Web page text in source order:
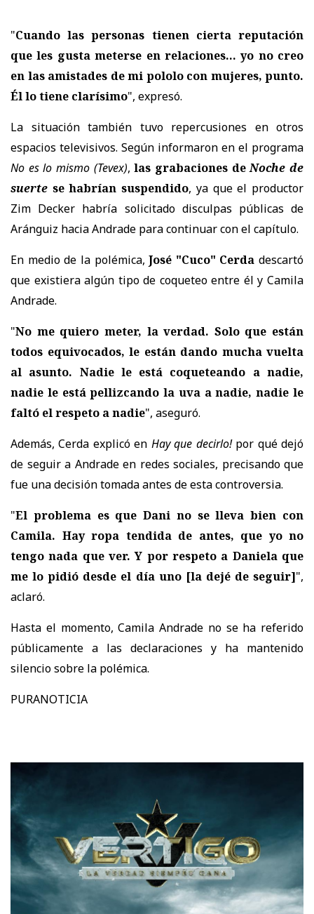
"Cuando las personas tienen cierta reputación
que les gusta meterse en relaciones... yo no creo
en las amistades de mi pololo con mujeres, punto.
Él lo tiene clarísimo", expresó.
La situación también tuvo repercusiones en otros
espacios televisivos. Según informaron en el programa
No es lo mismo (Tevex),las grabaciones deNoche de
suerte se habrían suspendido, ya que el productor
Zim Decker habría solicitado disculpas públicas de
Aránguiz hacia Andrade para continuar con el capítulo.
En medio de la polémica,José "Cuco" Cerda descartó
que existiera algún tipo de coqueteo entre él y Camila
Andrade.
"No me quiero meter, la verdad. Solo que están
todos equivocados, le están dando mucha vuelta
al asunto. Nadie le está coqueteando a nadie,
nadie le está pellizcando la uva a nadie, nadie le
faltó el respeto a nadie", aseguró.
Además, Cerda explicó en Hay que decirlo!por qué dejó
de seguir a Andrade en redes sociales, precisando que
fue una decisión tomada antes de esta controversia.
"El problema es que Dani no se lleva bien con
Camila. Hay ropa tendida de antes, que yo no
tengo nada que ver. Y por respeto a Daniela que
me lo pidió desde el día uno [la dejé de seguir]",
aclaró.
Hasta el momento, Camila Andrade no se ha referido
públicamente a las declaraciones y ha mantenido
silencio sobre la polémica.
PURANOTICIA